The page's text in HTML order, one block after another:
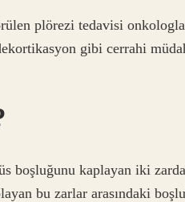
plörezi tedavisi
gibi cerrahi
boşluğunu kaplayan iki
bu zarlar arasındaki